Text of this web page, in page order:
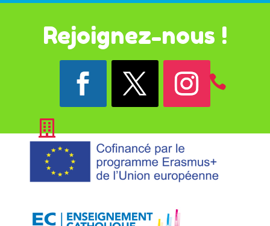
Rejoignez-nous !

